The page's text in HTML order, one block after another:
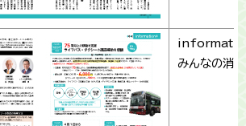
みんなの消防